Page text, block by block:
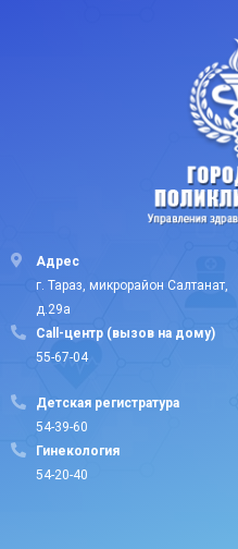
Адрес
г. Тараз, микрорайон Салтанат,
д.29а
Call-центр (вызов на дому)
55-67-04
Детская регистратура
54-39-60
Гинекология
54-20-40